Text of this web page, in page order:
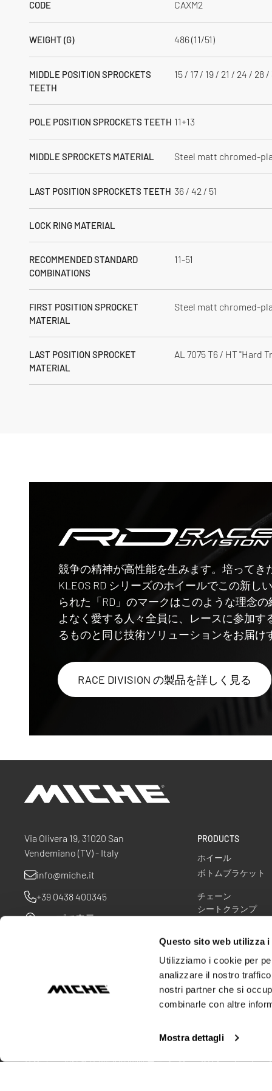
Questo sito web utilizza i
Utilizziamo i cookie per
analizzare il nostro
nostri partner che si
combinarle con altre
Mostra dettagli
CODE CAXM2
WEIGHT (G) 486 (11/51)
MIDDLE POSITION SPROCKETS
TEETH
15 / 17 / 19 / 21 / 24 / 28 /
POLE POSITION SPROCKETS TEETH 11+13
MIDDLE SPROCKETS MATERIAL Steel matt chromed-
LAST POSITION SPROCKETS TEETH 36 / 42 / 51
LOCK RING MATERIAL
RECOMMENDED STANDARD
COMBINATIONS
11-51
FIRST POSITION SPROCKET
MATERIAL
Steel matt chromed-
LAST POSITION SPROCKET
MATERIAL
AL 7075 T6 / HT "Hard
競争の精神が高性能を生みます。培ってき
KLEOS RD シリーズのホイールでこの新
られた「RD」のマークはこのような理念
よなく愛する人々全員に、レースに参加
るものと同じ技術ソリューションをお届け
RACE DIVISION の製品を詳しく見る
Via Olivera 19, 31020 San
Vendemiano (TV) - Italy
info@miche.it
+39 0438 400345
マップで表示
PRODUCTS
ホイール
ボトムブラケット
チェーン
シートクランプ
© Miche srlVAT番号 00563970268プライバシーポリシークッキー